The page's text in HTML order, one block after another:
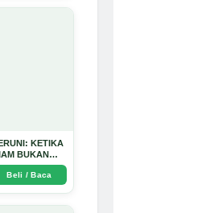
KETIKA
BUKAN
PILIHAN -
Dinata
Beli / Baca